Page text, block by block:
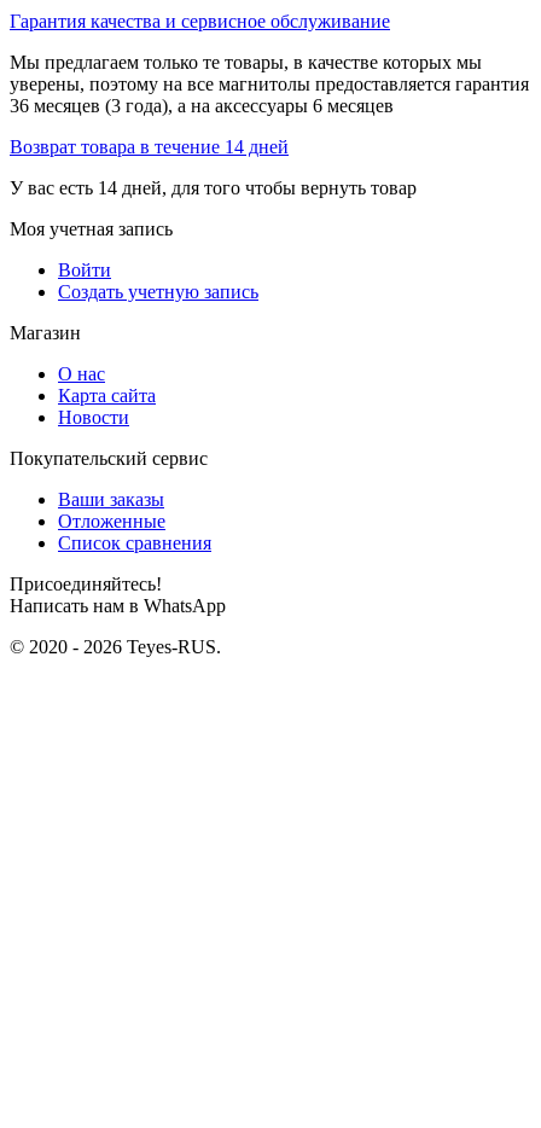
Гарантия качества и сервисное обслуживание
Мы предлагаем только те товары, в качестве которых мы
уверены, поэтому на все магнитолы предоставляется гарантия
36 месяцев (3 года), а на аксессуары 6 месяцев
Возврат товара в течение 14 дней
У вас есть 14 дней, для того чтобы вернуть товар
Моя учетная запись
Войти
Создать учетную запись
Магазин
О нас
Карта сайта
Новости
Покупательский сервис
Ваши заказы
Отложенные
Список сравнения
Присоединяйтесь!
Написать нам в WhatsApp
© 2020 - 2026 Teyes-RUS.